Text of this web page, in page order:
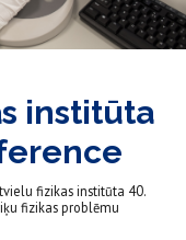
institūta
fizikas institūta 40.
fizikas problēmu